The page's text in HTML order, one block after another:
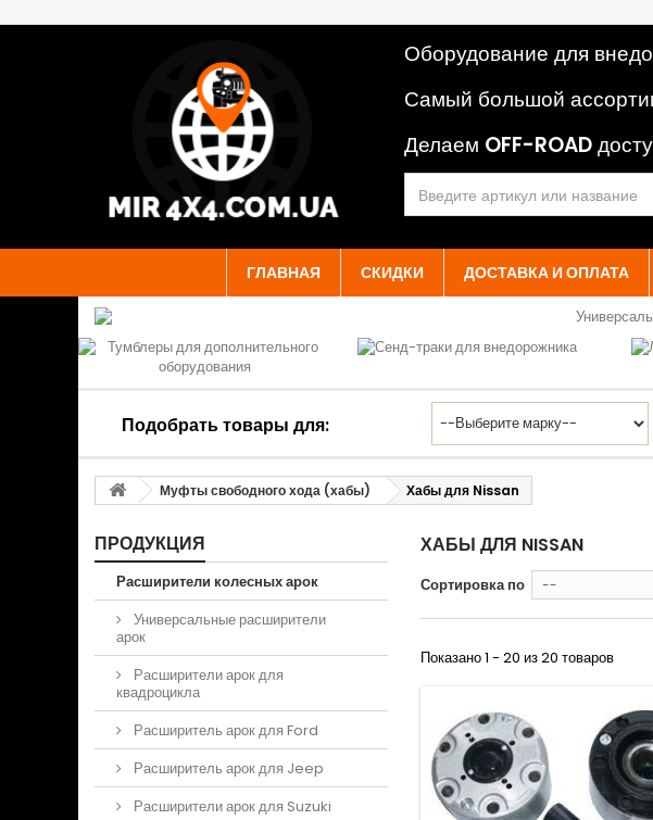
Оборудование для
Самый большой
Делаем OFF-ROAD
ГЛАВНАЯ СКИДКИ ДОСТАВКА И ОПЛАТА
Подобрать товары для:
Муфты свободного хода (хабы) Хабы для Nissan
ПРОДУКЦИЯ
Расширители колесных арок
Универсальные расширители
арок
Расширители арок для
квадроцикла
Расширитель арок для Ford
Расширитель арок для Jeep
Расширители арок для Suzuki
ХАБЫ ДЛЯ NISSAN
Сортировка по --
Показано 1 - 20 из 20 товаров